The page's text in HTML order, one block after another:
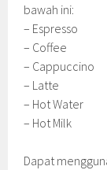
bawah ini:
– Espresso
– Coffee
– Cappuccino
– Latte
– Hot Water
– Hot Milk
Dapat